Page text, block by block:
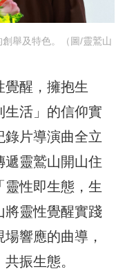
舉及特色。（圖/靈鷲山
覺醒，擁抱生
生活」的信仰實
錄片導演曲全立
遞靈鷲山開山住
性即生態，生
將靈性覺醒實踐
響應的曲導，
振生態。